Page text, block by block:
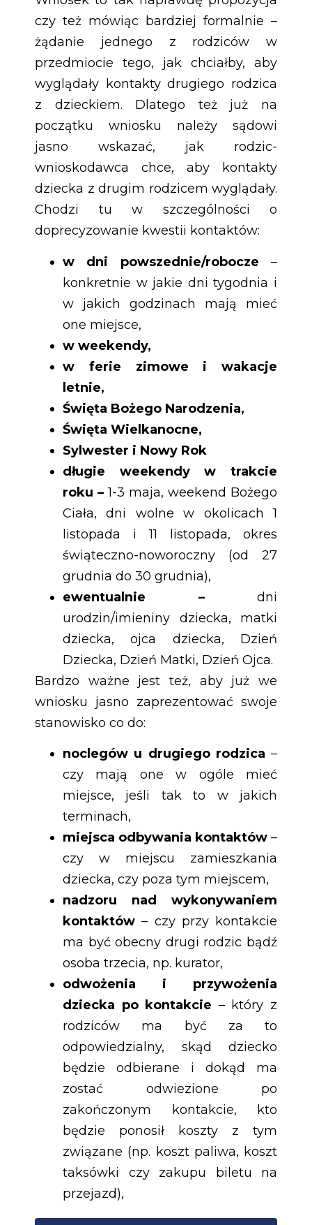
czy też mówiąc bardziej formalnie –
żądanie jednego z rodziców w
przedmiocie tego, jak chciałby, aby
wyglądały kontakty drugiego rodzica
z dzieckiem. Dlatego też już na
początku wniosku należy sądowi
jasno wskazać, jak rodzic-
wnioskodawca chce, aby kontakty
dziecka z drugim rodzicem wyglądały.
Chodzi tu w szczególności o
doprecyzowanie kwestii kontaktów:
w dni powszednie/robocze –
konkretnie w jakie dni tygodnia i
w jakich godzinach mają mieć
one miejsce,
w weekendy,
w ferie zimowe i wakacje
letnie,
Święta Bożego Narodzenia,
Święta Wielkanocne,
Sylwester i Nowy Rok
długie weekendy w trakcie
roku –1-3 maja, weekend Bożego
Ciała, dni wolne w okolicach 1
listopada i 11 listopada, okres
świąteczno-noworoczny (od 27
grudnia do 30 grudnia),
ewentualnie –dni
urodzin/imieniny dziecka, matki
dziecka, ojca dziecka, Dzień
Dziecka, Dzień Matki, Dzień Ojca.
Bardzo ważne jest też, aby już we
wniosku jasno zaprezentować swoje
stanowisko co do:
noclegów u drugiego rodzica –
czy mają one w ogóle mieć
miejsce, jeśli tak to w jakich
terminach,
miejsca odbywania kontaktów –
czy w miejscu zamieszkania
dziecka, czy poza tym miejscem,
nadzoru nad wykonywaniem
kontaktów – czy przy kontakcie
ma być obecny drugi rodzic bądź
osoba trzecia, np. kurator,
odwożenia i przywożenia
dziecka po kontakcie – który z
rodziców ma być za to
odpowiedzialny, skąd dziecko
będzie odbierane i dokąd ma
zostać odwiezione po
zakończonym kontakcie, kto
będzie ponosił koszty z tym
związane (np. koszt paliwa, koszt
taksówki czy zakupu biletu na
przejazd),